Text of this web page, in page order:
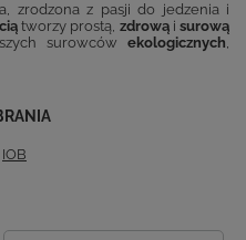
zrodzona z pasji do jedzenia i
tworzy prostą, zdrowąisurową
surowców ekologicznych,
IOB